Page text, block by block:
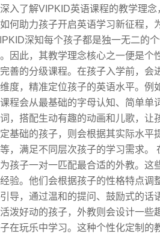
入了解VIPKID英语课程的教学理
何助力孩子开启英语学习新征程，
深知每个孩子都是独一无二的
因此，其教学理念核心之一便是个
善的分级课程。在孩子入学前，会
度，精准定位孩子的英语水平。例
程会从最基础的字母认知、简单单
，搭配生动有趣的动画和儿歌，让
基础的孩子，则会根据其实际水平
，满足不同层次孩子的学习需求。
孩子一对一匹配最合适的外教。这
验。他们会根据孩子的性格特点调
导，通过温和的提问、鼓励式的话
泼好动的孩子，外教则会设计一些
在玩乐中学习。这种个性化定制的